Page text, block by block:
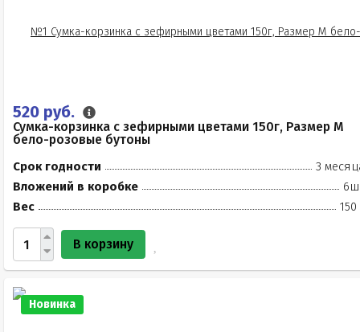
520 руб.
Сумка-корзинка с зефирными цветами 150г, Размер М
бело-розовые бутоны
Срок годности
3
Вложений в коробке
Вес
150
В корзину
Новинка